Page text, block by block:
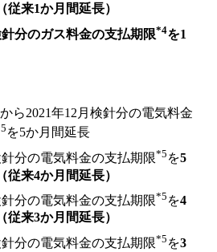
従来1か月間延長）
針分のガス料金の支払期限*4を1
から2021年12月検針分の電気料金
を5か月間延長
針分の電気料金の支払期限*5 を5
従来4か月間延長）
針分の電気料金の支払期限*5 を4
従来3か月間延長）
針分の電気料金の支払期限*5 を3